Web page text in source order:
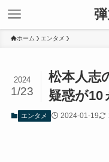
ホーム エンタメ
松本人志
疑惑が10
2024
1/23
エンタメ 2024-01-19